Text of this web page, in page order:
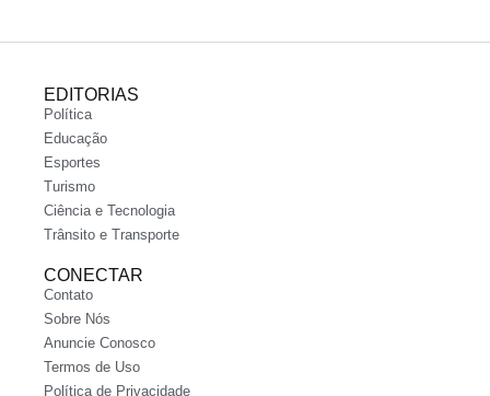
EDITORIAS
Política
Educação
Esportes
Turismo
Ciência e Tecnologia
Trânsito e Transporte
CONECTAR
Contato
Sobre Nós
Anuncie Conosco
Termos de Uso
Política de Privacidade